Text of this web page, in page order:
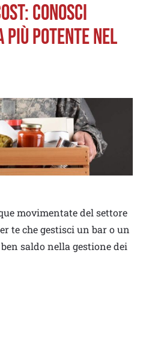
conosci
piÙ potente nel
movimentate del settore
te che gestisci un bar o un
saldo nella gestione dei